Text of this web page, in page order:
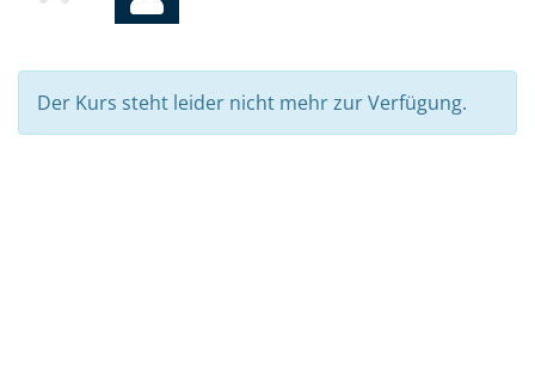
Der Kurs steht leider nicht mehr zur Verfügung.